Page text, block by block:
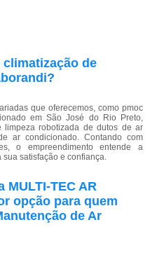
de
que oferecemos, como pmoc
em São José do Rio Preto,
limpeza robotizada de dutos de ar
ar condicionado. Contando com
o empreendimento entende a
satisfação e confiança.
MULTI-TEC AR
opção para quem
de Ar